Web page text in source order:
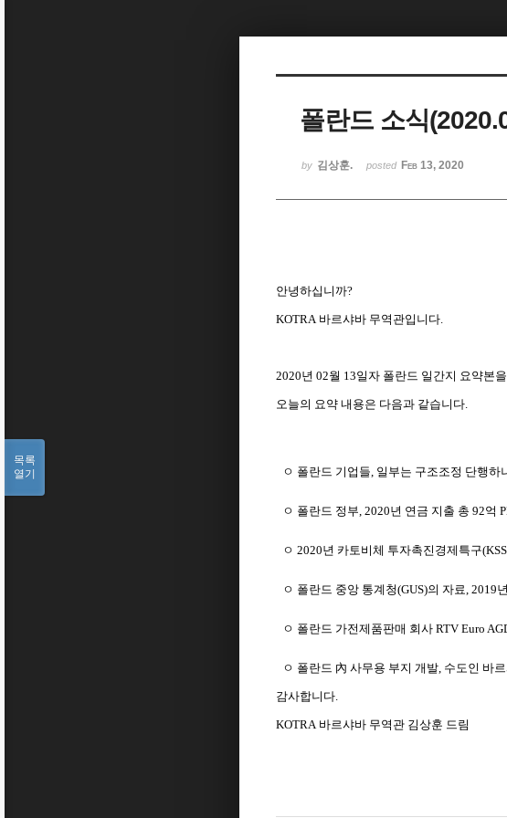
폴란드 소식
by 김상훈. posted Feb 13, 2020
안녕하십니까?
KOTRA 바르샤바 무역관입니다.
2020년 02월 13일자 폴란드 일간지 요약본을
오늘의 요약 내용은 다음과 같습니다.
ㅇ 폴란드 기업들, 일부는 구조조정 단행하
ㅇ 폴란드 정부, 2020년 연금 지출 총 92억
ㅇ 2020년 카토비체 투자촉진경제특구
ㅇ 폴란드 중앙 통계청(GUS)의 자료, 2019
ㅇ 폴란드 가전제품판매 회사RTV Euro
ㅇ 폴란드 內 사무용 부지 개발, 수도인 바
감사합니다.
KOTRA 바르샤바 무역관 김상훈 드림
목록
열기
Sketchbook5, 스케치북5
Sketchbook5, 스케치북5